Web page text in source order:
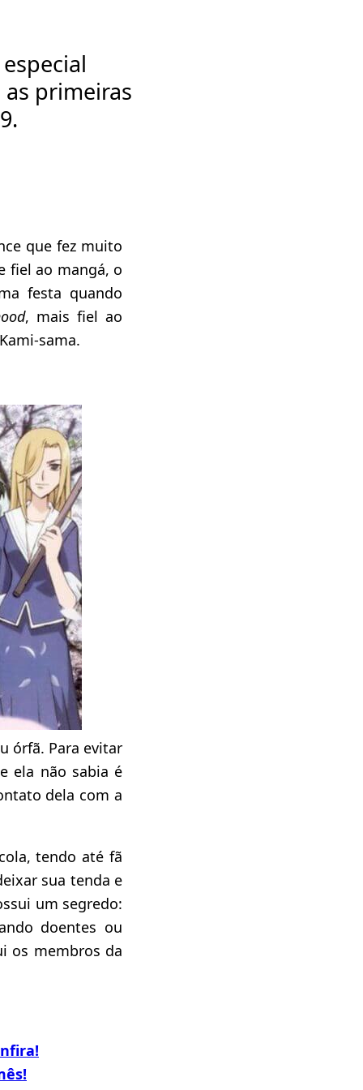
primeiras
que fez muito
fiel ao mangá, o
festa quando
, mais fiel ao
sama.
órfã. Para evitar
ela não sabia é
dela com a
tendo até fã
sua tenda e
um segredo:
doentes ou
os membros da